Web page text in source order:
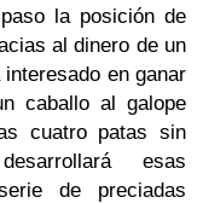
la posición de
al dinero de un
en ganar
caballo al galope
cuatro patas sin
esas
de preciadas